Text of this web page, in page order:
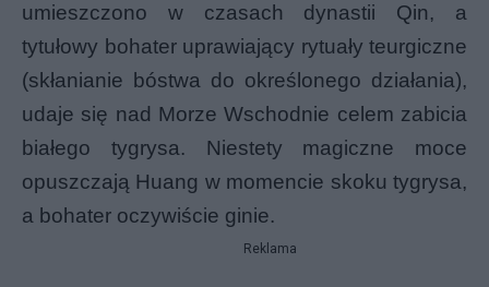
umieszczono w czasach dynastii Qin, a
tytułowy bohater uprawiający rytuały teurgiczne
(skłanianie bóstwa do określonego działania),
udaje się nad Morze Wschodnie celem zabicia
białego tygrysa. Niestety magiczne moce
opuszczają Huang w momencie skoku tygrysa,
a bohater oczywiście ginie.
Reklama